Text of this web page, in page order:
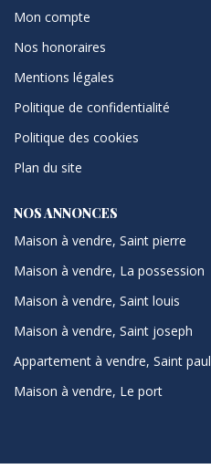
Mon compte
Nos honoraires
Mentions légales
Politique de confidentialité
Politique des cookies
Plan du site
NOS ANNONCES
Maison à vendre, Saint pierre
Maison à vendre, La possession
Maison à vendre, Saint louis
Maison à vendre, Saint joseph
Appartement à vendre, Saint paul
Maison à vendre, Le port